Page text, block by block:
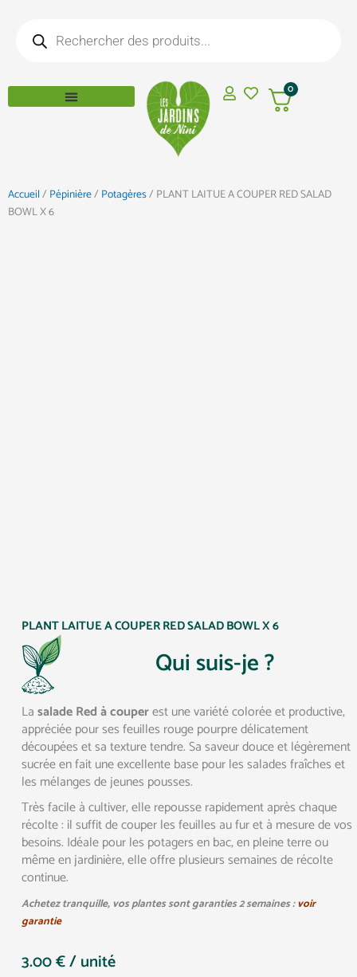
contenuproduits
0
Accueil/ Pépinière/ Potagères/ PLANT LAITUE A COUPER RED SALAD
BOWL X 6
PLANT LAITUE A COUPER RED SALAD BOWL X 6
Qui suis-je ?
Lasalade Red à couperest une variété colorée et productive,
appréciée pour ses feuilles rouge pourpre délicatement
découpées et sa texture tendre. Sa saveur douce et légèrement
sucrée en fait une excellente base pour les salades fraîches et
les mélanges de jeunes pousses.
Très facile à cultiver, elle repousse rapidement après chaque
récolte : il suffit de couper les feuilles au fur et à mesure de vos
besoins. Idéale pour les potagers en bac, en pleine terre ou
même en jardinière, elle offre plusieurs semaines de récolte
continue.
Achetez tranquille, vos plantes sont garanties 2 semaines :voir
garantie
3.00€/ unité